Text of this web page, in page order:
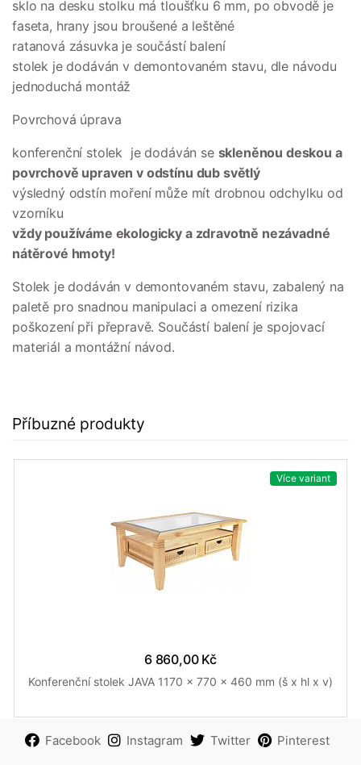
sklo na desku stolku má tloušťku 6 mm, po obvodě je
faseta, hrany jsou broušené a leštěné
ratanová zásuvka je součástí balení
stolek je dodáván v demontovaném stavu, dle návodu
jednoduchá montáž
Povrchová úprava
konferenční stolek je dodáván se skleněnou deskou a
povrchově upraven v odstínu dub světlý
výsledný odstín moření může mít drobnou odchylku od
vzorníku
vždy používáme ekologicky a zdravotně nezávadné
nátěrové hmoty!
Stolek je dodáván v demontovaném stavu, zabalený na
paletě pro snadnou manipulaci a omezení rizika
poškození při přepravě. Součástí balení je spojovací
materiál a montážní návod.
Příbuzné produkty
Více variant
6 860,00 Kč
Konferenční stolek JAVA 1170 x 770 x 460 mm (š x hl x v)
Facebook Instagram Twitter Pinterest